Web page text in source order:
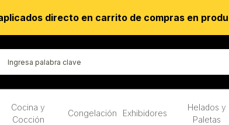
Cocina y
Cocción
Congelación Exhibidores
Helados y
Paletas
directo en carrito de compras en